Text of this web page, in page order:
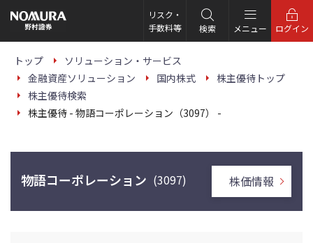
の
ー
リスク・
手数料等
検索 メニュー ログイン
トップ
ソリューション・サービス
金融資産ソリューション
国内株式
株主優待トップ
株主優待検索
株主優待 - 物語コーポレーション（3097） -
物語コーポレーション (3097) 株価情報